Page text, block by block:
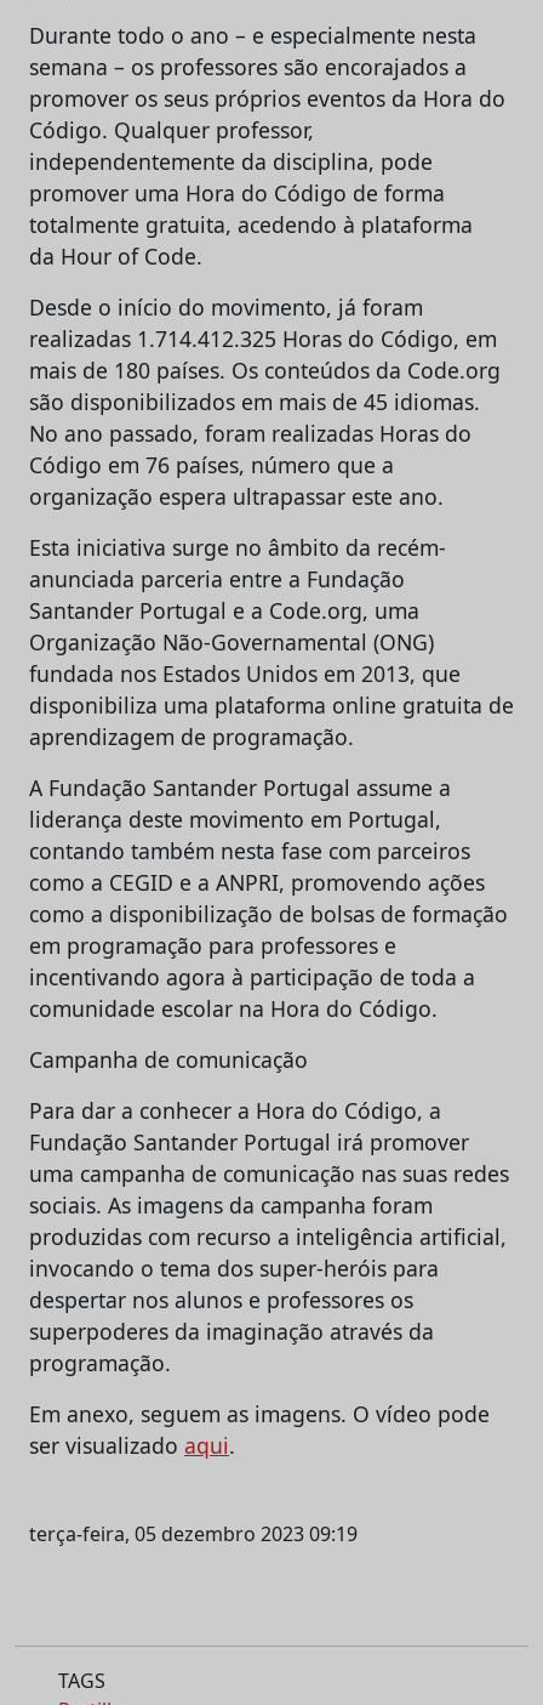
Durante todo o ano – e especialmente nesta
semana – os professores são encorajados a
promover os seus próprios eventos da Hora do
Código. Qualquer professor,
independentemente da disciplina, pode
promover uma Hora do Código de forma
totalmente gratuita, acedendo à plataforma
da Hour of Code.
Desde o início do movimento, já foram
realizadas 1.714.412.325 Horas do Código, em
mais de 180 países. Os conteúdos da Code.org
são disponibilizados em mais de 45 idiomas.
No ano passado, foram realizadas Horas do
Código em 76 países, número que a
organização espera ultrapassar este ano.
Esta iniciativa surge no âmbito da recém-
anunciada parceria entre a Fundação
Santander Portugal e a Code.org, uma
Organização Não-Governamental (ONG)
fundada nos Estados Unidos em 2013, que
disponibiliza uma plataforma online gratuita de
aprendizagem de programação.
A Fundação Santander Portugal assume a
liderança deste movimento em Portugal,
contando também nesta fase com parceiros
como a CEGID e a ANPRI, promovendo ações
como a disponibilização de bolsas de formação
em programação para professores e
incentivando agora à participação de toda a
comunidade escolar na Hora do Código.
Campanha de comunicação
Para dar a conhecer a Hora do Código, a
Fundação Santander Portugal irá promover
uma campanha de comunicação nas suas redes
sociais. As imagens da campanha foram
produzidas com recurso a inteligência artificial,
invocando o tema dos super-heróis para
despertar nos alunos e professores os
superpoderes da imaginação através da
programação.
Em anexo, seguem as imagens. O vídeo pode
ser visualizado aqui.
terça-feira, 05 dezembro 2023 09:19
TAGS